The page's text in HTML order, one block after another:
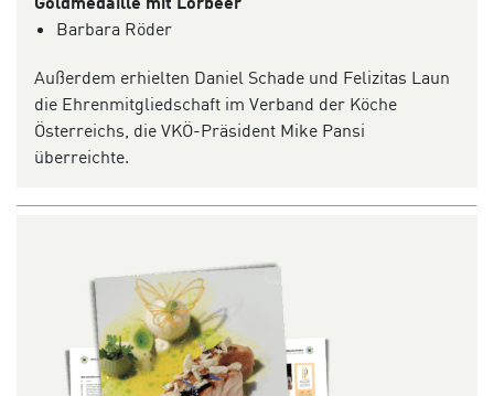
Barbara Röder
Außerdem erhielten Daniel Schade und Felizitas Laun
die Ehrenmitgliedschaft im Verband der Köche
Österreichs, die VKÖ-Präsident Mike Pansi
überreichte.